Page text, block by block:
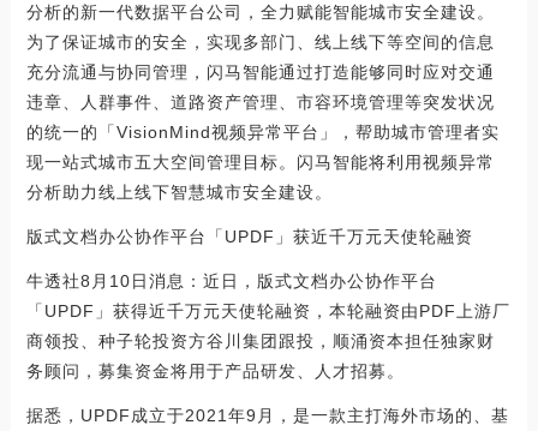
分析的新一代数据平台公司，全力赋能智能城市安全建设。
为了保证城市的安全，实现多部门、线上线下等空间的信息
充分流通与协同管理，闪马智能通过打造能够同时应对交通
违章、人群事件、道路资产管理、市容环境管理等突发状况
的统一的「VisionMind视频异常平台」，帮助城市管理者实
现一站式城市五大空间管理目标。闪马智能将利用视频异常
分析助力线上线下智慧城市安全建设。
版式文档办公协作平台「UPDF」获近千万元天使轮融资
牛透社8月10日消息：近日，版式文档办公协作平台
「UPDF」获得近千万元天使轮融资，本轮融资由PDF上游厂
商领投、种子轮投资方谷川集团跟投，顺涌资本担任独家财
务顾问，募集资金将用于产品研发、人才招募。
据悉，UPDF成立于2021年9月，是一款主打海外市场的、基